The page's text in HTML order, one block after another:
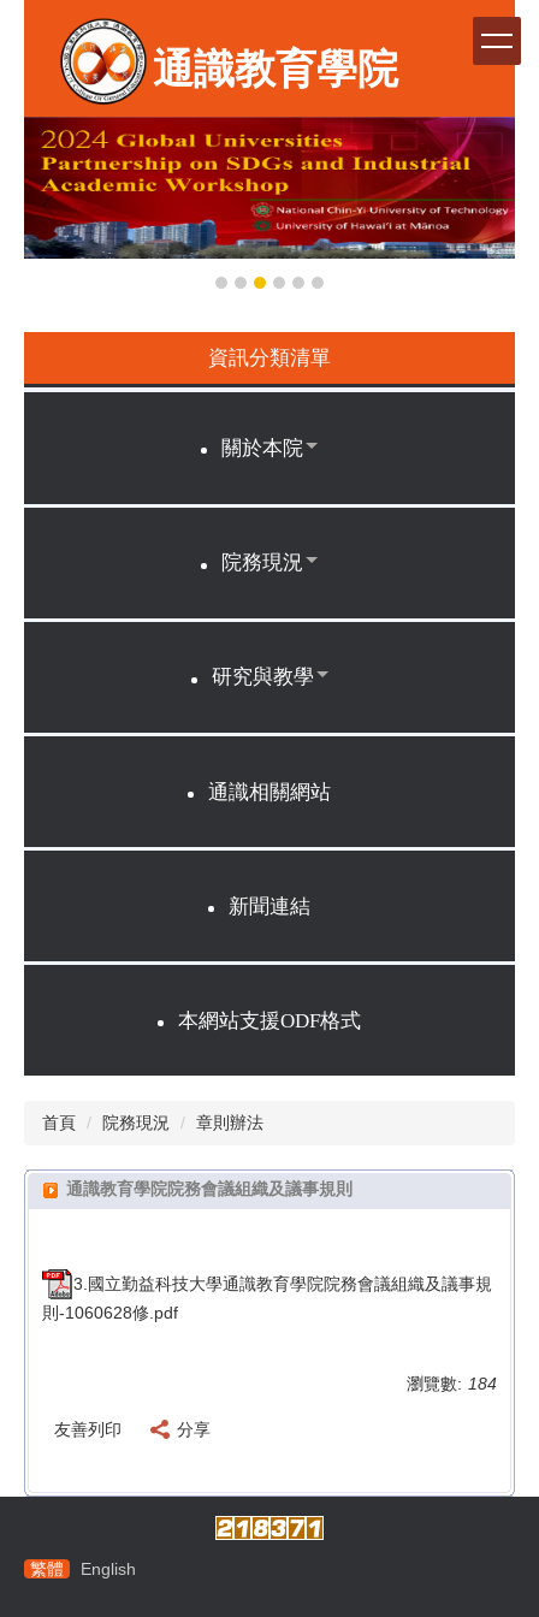
內
通識教育學院
資訊分類清單
關於本院
院務現況
研究與教學
通識相關網站
新聞連結
本網站支援ODF格式
首頁 院務現況 章則辦法
通識教育學院院務會議組織及議事規則
3.國立勤益科技大學通識教育學院院務會議組織及議事規
則-1060628修.pdf
瀏覽數: 184
友善列印 分享
繁體 English